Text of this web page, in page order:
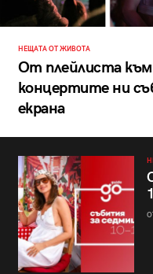
НЕЩАТА ОТ ЖИВОТА
От плейлиста
концертите ни
екрана